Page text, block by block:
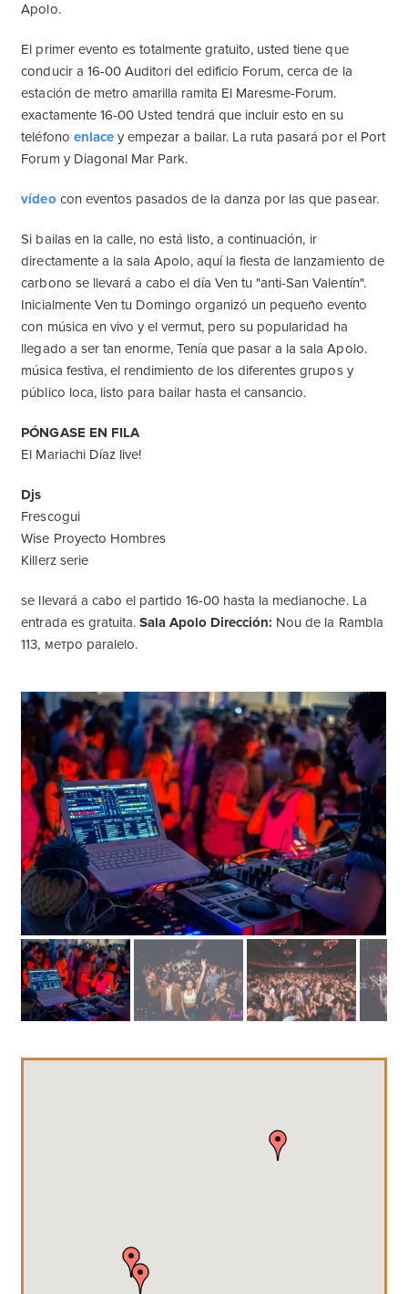
Apolo.
El primer evento es totalmente gratuito, usted tiene que
conducir a 16-00 Auditori del edificio Forum, cerca de la
estación de metro amarilla ramita El Maresme-Forum.
exactamente 16-00 Usted tendrá que incluir esto en su
teléfono enlacey empezar a bailar. La ruta pasará por el Port
Forum y Diagonal Mar Park.
vídeo con eventos pasados ​​de la danza por las que pasear.
Si bailas en la calle, no está listo, a continuación, ir
directamente a la sala Apolo, aquí la fiesta de lanzamiento de
carbono se llevará a cabo el día Ven tu "anti-San Valentín".
Inicialmente Ven tu Domingo organizó un pequeño evento
con música en vivo y el vermut, pero su popularidad ha
llegado a ser tan enorme, Tenía que pasar a la sala Apolo.
música festiva, el rendimiento de los diferentes grupos y
público loca, listo para bailar hasta el cansancio.
PÓNGASE EN FILA
El Mariachi Díaz live!
Djs
Frescogui
Wise Proyecto Hombres
Killerz serie
se llevará a cabo el partido 16-00 hasta la medianoche. La
entrada es gratuita. Sala Apolo Dirección: Nou de la Rambla
113, метро paralelo.